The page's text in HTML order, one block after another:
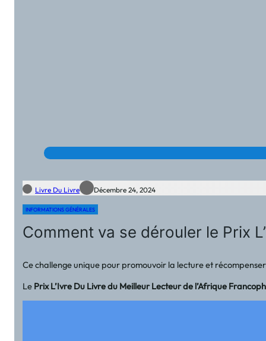
Livre Du Livre Décembre 24, 2024
INFORMATIONS GÉNÉRALES
Comment va se dérouler le Prix
Ce challenge unique pour promouvoir la lecture et
Le Prix L’Ivre Du Livre du Meilleur Lecteur de l’Afrique